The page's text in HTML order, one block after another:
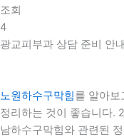
조회
4
광교피부과 상담 준비 안
노원하수구막힘를 알아보
정리하는 것이 좋습니다.
남하수구막힘와 관련된